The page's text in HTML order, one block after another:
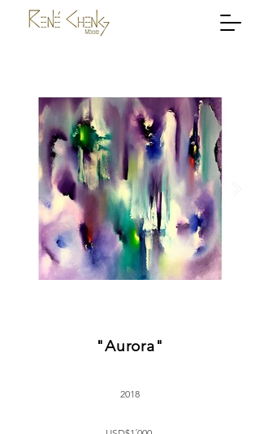
"Aurora"
2018